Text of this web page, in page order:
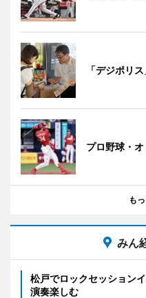
「デジポリ
プロ野球・
も
みん
松戸でロックセッション
演奏楽しむ